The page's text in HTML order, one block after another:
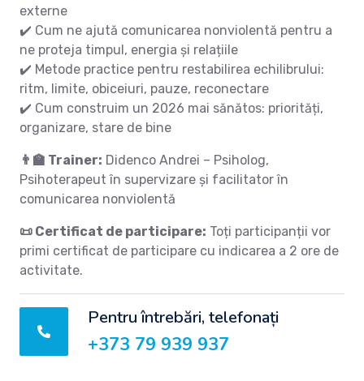
externe
✔️ Cum ne ajută comunicarea nonviolentă pentru a
ne proteja timpul, energia și relațiile
✔️ Metode practice pentru restabilirea echilibrului:
ritm, limite, obiceiuri, pauze, reconectare
✔️ Cum construim un 2026 mai sănătos: priorități,
organizare, stare de bine
👨‍🏫 Trainer: Didenco Andrei – Psiholog,
Psihoterapeut în supervizare și facilitator în
comunicarea nonviolentă
📜 Certificat de participare: Toți participanții vor
primi certificat de participare cu indicarea a 2 ore de
activitate.
Pentru întrebări, telefonați
+373 79 939 937